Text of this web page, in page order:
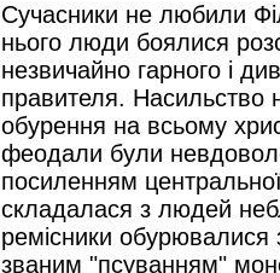
Сучасники не любили
нього люди боялися
незвичайно гарного і
правителя. Насильство
обурення на всьому
феодали були
посиленням
складалася з людей
ремісники обурювалися
званим "псуванням"